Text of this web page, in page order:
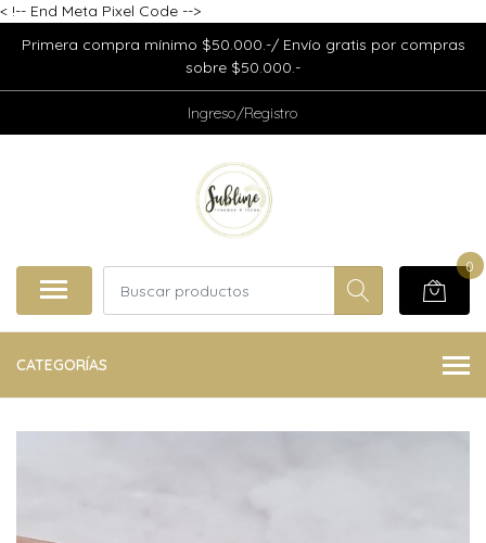
< !-- End Meta Pixel Code -->
Primera compra mínimo $50.000.-/ Envío gratis por compras
sobre $50.000.-
Ingreso/Registro
0
CATEGORÍAS